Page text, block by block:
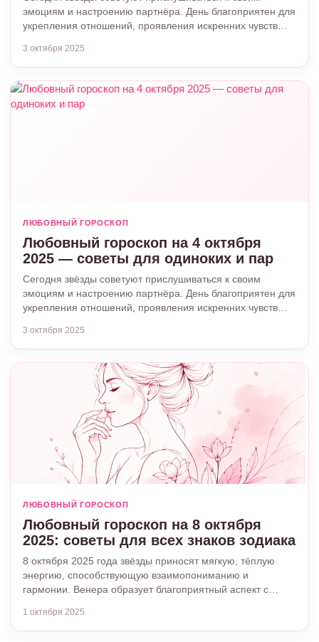
эмоциям и настроению партнёра. День благоприятен для
укрепления отношений, проявления искренних чувств…
3 октября 2025
ЛЮБОВНЫЙ ГОРОСКОП
Любовный гороскоп на 4 октября
2025 — советы для одиноких и пар
Сегодня звёзды советуют прислушиваться к своим
эмоциям и настроению партнёра. День благоприятен для
укрепления отношений, проявления искренних чувств…
3 октября 2025
ЛЮБОВНЫЙ ГОРОСКОП
Любовный гороскоп на 8 октября
2025: советы для всех знаков зодиака
8 октября 2025 года звёзды приносят мягкую, тёплую
энергию, способствующую взаимопониманию и
гармонии. Венера образует благоприятный аспект с…
1 октября 2025